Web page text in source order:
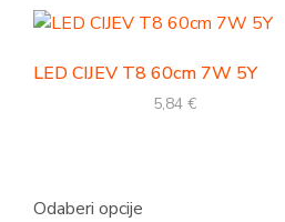
LED CIJEV T8 60cm 7W 5Y
5,84 €
Odaberi opcije